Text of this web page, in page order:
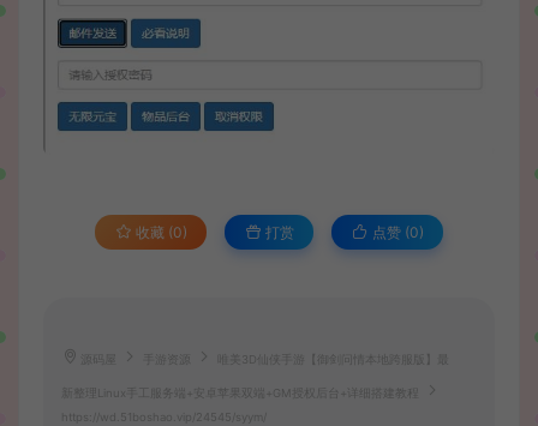
收藏 (0) 打赏 点赞 (0)
手游资源 唯美3D仙侠手游【御剑问情本地跨服版】最
新整理Linux手工服务端+安卓苹果双端+GM授权后台+详细搭建教程
https://wd.51boshao.vip/24545/syym/